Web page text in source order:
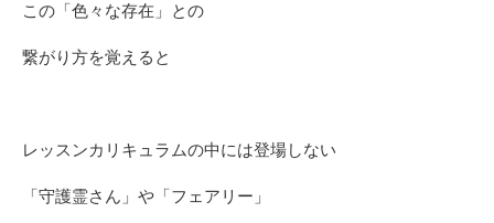
この「色々な存在」との
繋がり方を覚えると
レッスンカリキュラムの中には登場しない
「守護霊さん」や「フェアリー」